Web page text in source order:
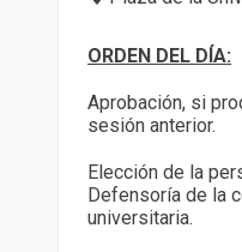
ORDEN DEL DÍA:
Aprobación, si
sesión anterior.
Elección de la
Defensoría de la
universitaria.